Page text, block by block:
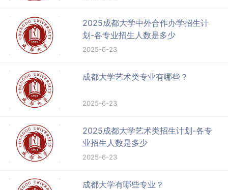
2025成都大学中外合作办学招生计
划-各专业招生人数是多少
2025-6-23
成都大学艺术类专业有哪些？
2025-6-23
2025成都大学艺术类招生计划-各专
业招生人数是多少
2025-6-23
成都大学有哪些专业？